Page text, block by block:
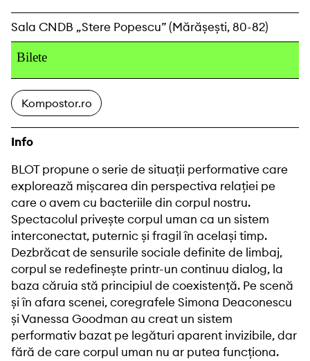
Sala CNDB „Stere Popescu” (Mărășești, 80-82)
Bilete
Kompostor.ro
Info
BLOT propune o serie de situații performative care
explorează mișcarea din perspectiva relației pe
care o avem cu bacteriile din corpul nostru.
Spectacolul privește corpul uman ca un sistem
interconectat, puternic și fragil în același timp.
Dezbrăcat de sensurile sociale definite de limbaj,
corpul se redefinește printr-un continuu dialog, la
baza căruia stă principiul de coexistență. Pe scenă
și în afara scenei, coregrafele Simona Deaconescu
și Vanessa Goodman au creat un sistem
performativ bazat pe legături aparent invizibile, dar
fără de care corpul uman nu ar putea funcționa.